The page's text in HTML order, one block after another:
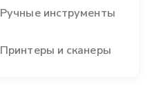
Ручные инструменты
Принтеры и сканеры